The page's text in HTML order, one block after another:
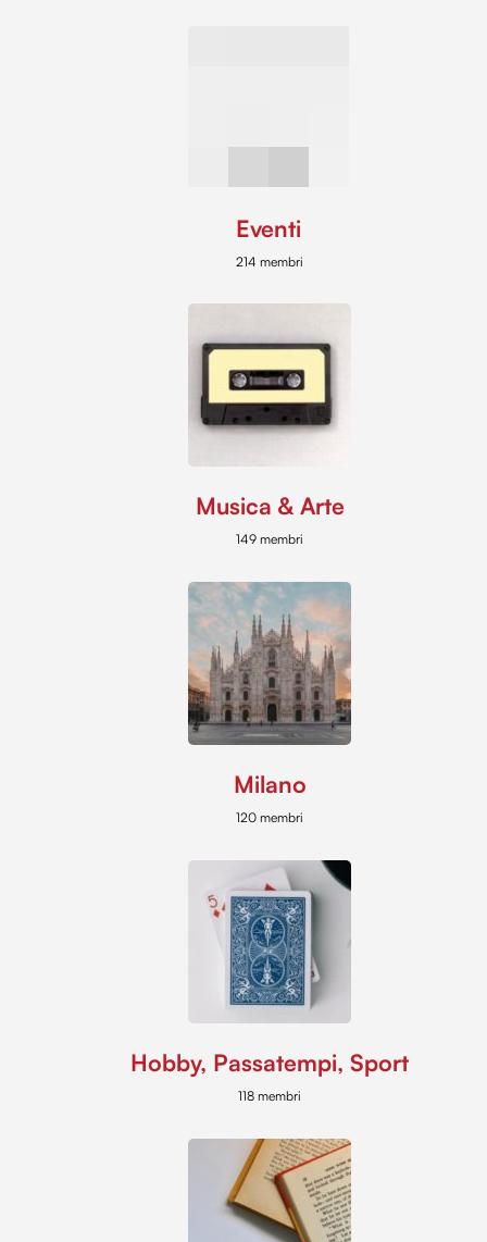
Eventi
214 membri
Musica & Arte
149 membri
Milano
120 membri
Hobby, Passatempi, Sport
118 membri